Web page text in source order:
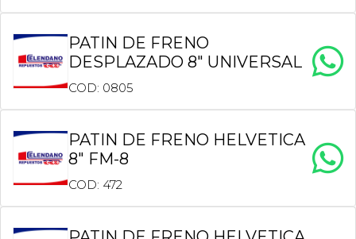
PATIN DE FRENO
DESPLAZADO 8″ UNIVERSAL
COD: 0805
PATIN DE FRENO HELVETICA
8″ FM-8
COD: 472